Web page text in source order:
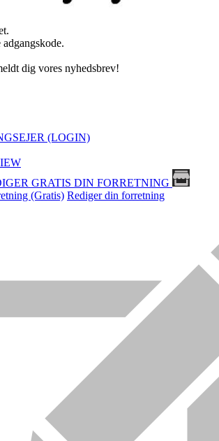
dig vores nyhedsbrev!
(LOGIN)
GRATIS DIN FORRETNING
(Gratis) Rediger din forretning